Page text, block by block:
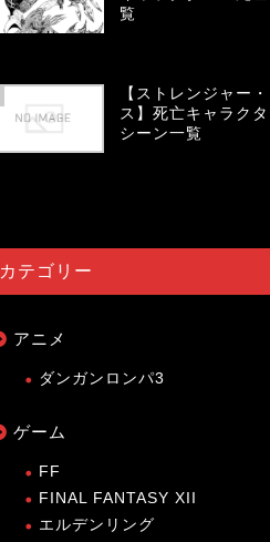
覧
【ストレンジャー
ス】死亡キャラク
シーン一覧
カテゴリー
アニメ
ダンガンロンパ3
ゲーム
FF
FINAL FANTASY XII
エルデンリング